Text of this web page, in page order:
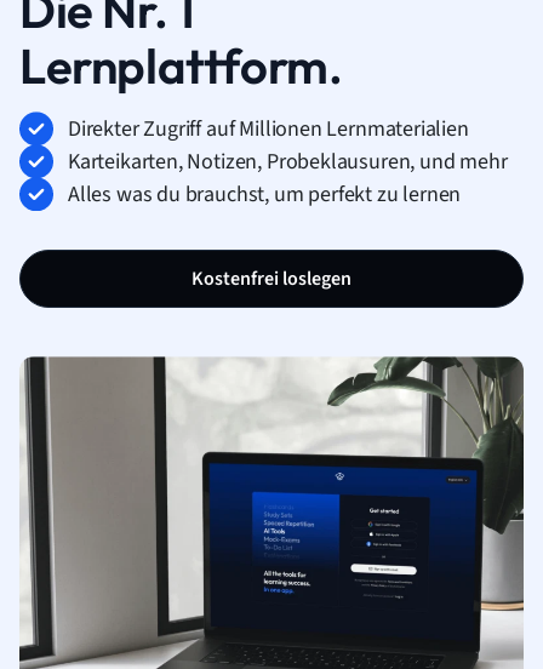
Lernplattform.
Direkter Zugriff auf Millionen Lernmaterialien
Karteikarten, Notizen, Probeklausuren, und mehr
Alles was du brauchst, um perfekt zu lernen
Kostenfrei loslegen